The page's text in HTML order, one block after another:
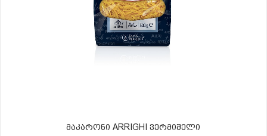
მაკარონი ARRIGHI ვერმიშელი